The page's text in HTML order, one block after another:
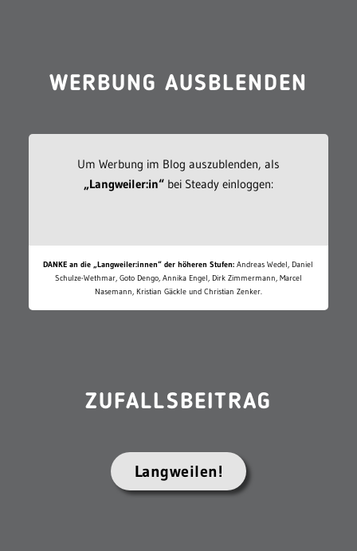
WERBUNG AUSBLENDEN
Um Werbung im Blog auszublenden, als
„Langweiler:in“bei Steady einloggen:
DANKE an die „Langweiler:innen“ der höheren Stufen: Andreas Wedel, Daniel
Schulze-Wethmar, Goto Dengo, Annika Engel, Dirk Zimmermann, Marcel
Nasemann, Kristian Gäckle und Christian Zenker.
ZUFALLSBEITRAG
Langweilen!